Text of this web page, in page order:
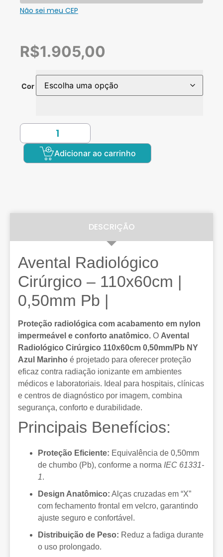
Não sei meu CEP
R$1.905,00
Cor
Adicionar ao carrinho
DESCRIÇÃO
Avental Radiológico
Cirúrgico – 110x60cm |
0,50mm Pb |
Proteção radiológica com acabamento em nylon
impermeável e conforto anatômico. O Avental
Radiológico Cirúrgico 110x60cm 0,50mm/Pb NY
Azul Marinho é projetado para oferecer proteção
eficaz contra radiação ionizante em ambientes
médicos e laboratoriais. Ideal para hospitais, clínicas
e centros de diagnóstico por imagem, combina
segurança, conforto e durabilidade.
Principais Benefícios:
Proteção Eficiente: Equivalência de 0,50mm
de chumbo (Pb), conforme a norma IEC 61331-
1.
Design Anatômico: Alças cruzadas em “X”
com fechamento frontal em velcro, garantindo
ajuste seguro e confortável.
Distribuição de Peso: Reduz a fadiga durante
o uso prolongado.